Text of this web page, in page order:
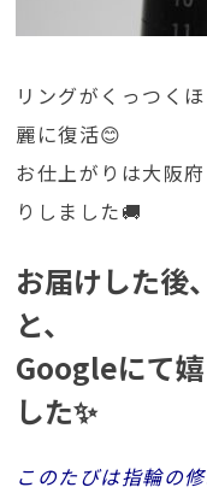
リングがくっつく
麗に復活😊
お仕上がりは大阪
りしました🚚
お届けした後
と、
Googleにて
した✨
このたびは指輪の